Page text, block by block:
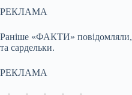
РЕКЛАМА
Раніше «ФАКТИ» повідомляли,
та сардельки.
РЕКЛАМА